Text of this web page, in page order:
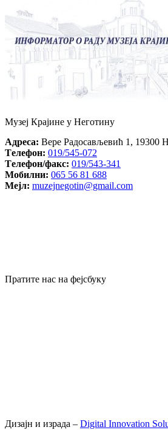
Музеј Крајине у Неготину
Aдреса: Вере Радосављевић 1, 19300
Tелефон: 019/545-072
Tелефон/факс: 019/543-341
Mобилни: 065 56 81 688
Mејл: muzejnegotin@gmail.com
Пратите нас на фејсбуку
Дизајн и израда – Digital Innovation